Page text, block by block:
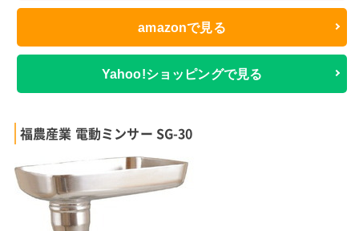
amazonで見る
Yahoo!ショッピングで見る
福農産業 電動ミンサー SG-30